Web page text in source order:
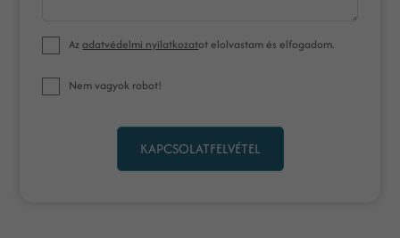
Azadatvédelmi nyilatkozatot elolvastam és elfogadom.
Nem vagyok robot!
KAPCSOLATFELVÉTEL